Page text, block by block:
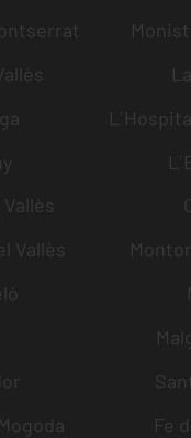
Vallès
Vallès
Fe